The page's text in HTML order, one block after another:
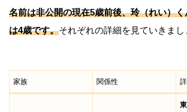
名前は非公開の現在5歳前後、玲（れい）く
は4歳です。それぞれの詳細を見ていきまし
家族 関係性